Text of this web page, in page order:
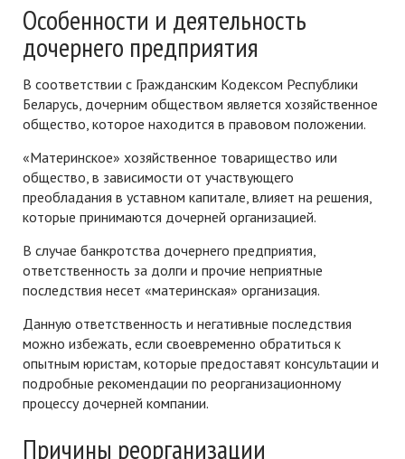
Особенности и деятельность
дочернего предприятия
В соответствии с Гражданским Кодексом Республики
Беларусь, дочерним обществом является хозяйственное
общество, которое находится в правовом положении.
«Материнское» хозяйственное товарищество или
общество, в зависимости от участвующего
преобладания в уставном капитале, влияет на решения,
которые принимаются дочерней организацией.
В случае банкротства дочернего предприятия,
ответственность за долги и прочие неприятные
последствия несет «материнская» организация.
Данную ответственность и негативные последствия
можно избежать, если своевременно обратиться к
опытным юристам, которые предоставят консультации и
подробные рекомендации по реорганизационному
процессу дочерней компании.
Причины реорганизации